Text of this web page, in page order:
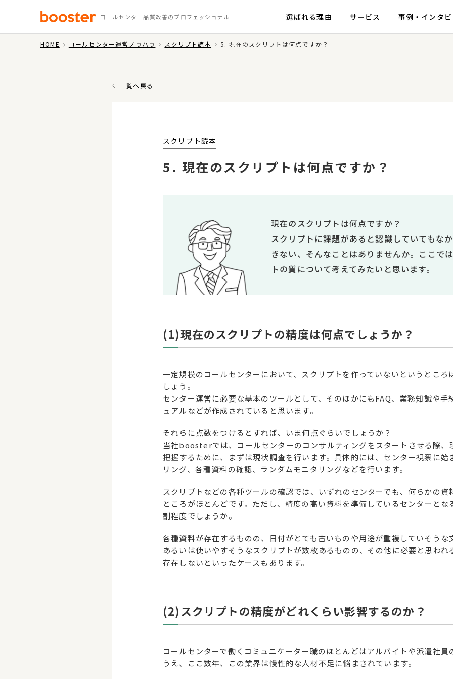
コールセンター品質改善のプロフェッショナル 選ばれる理由 サービス 事例・インタ
プロが教えるTIPS
HOME コールセンター運営ノウハウ スクリプト読本 5. 現在のスクリプトは何点ですか？
一覧へ戻る
スクリプト読本
5. 現在のスクリプトは何点ですか？
現在のスクリプトは何点ですか？
スクリプトに課題があると認識していてもな
きない、そんなことはありませんか。ここで
トの質について考えてみたいと思います。
(1)現在のスクリプトの精度は何点でしょうか？
一定規模のコールセンターにおいて、スクリプトを作っていないというところ
しょう。
センター運営に必要な基本のツールとして、そのほかにもFAQ、業務知識や手
ュアルなどが作成されていると思います。
それらに点数をつけるとすれば、いま何点ぐらいでしょうか？
当社boosterでは、コールセンターのコンサルティングをスタートさせる際、
把握するために、まずは現状調査を行います。具体的には、センター視察に始
リング、各種資料の確認、ランダムモニタリングなどを行います。
スクリプトなどの各種ツールの確認では、いずれのセンターでも、何らかの資
ところがほとんどです。ただし、精度の高い資料を準備しているセンターとな
割程度でしょうか。
各種資料が存在するものの、日付がとても古いものや用途が重複していそうな
あるいは使いやすそうなスクリプトが数枚あるものの、その他に必要と思われ
存在しないといったケースもあります。
(2)スクリプトの精度がどれくらい影響するのか？
コールセンターで働くコミュニケーター職のほとんどはアルバイトや派遣社員
うえ、ここ数年、この業界は慢性的な人材不足に悩まされています。